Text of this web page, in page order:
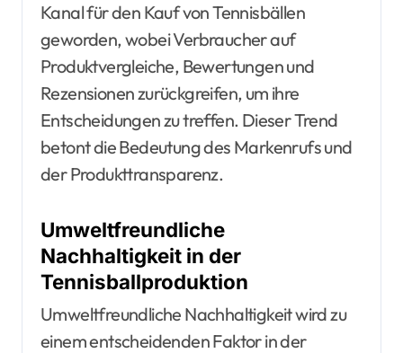
Kanal für den Kauf von Tennisbällen
geworden, wobei Verbraucher auf
Produktvergleiche, Bewertungen und
Rezensionen zurückgreifen, um ihre
Entscheidungen zu treffen. Dieser Trend
betont die Bedeutung des Markenrufs und
der Produkttransparenz.
Umweltfreundliche
Nachhaltigkeit in der
Tennisballproduktion
Umweltfreundliche Nachhaltigkeit wird zu
einem entscheidenden Faktor in der